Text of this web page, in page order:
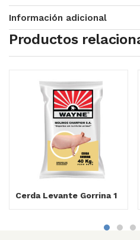
Información adicional
Productos
Cerda Levante Gorrina 1